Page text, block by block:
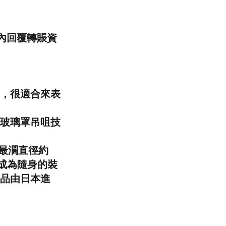
回覆轉賬資
很適合來表
璃罩吊咀技
濶直徑約
為隨身的裝
由日本進